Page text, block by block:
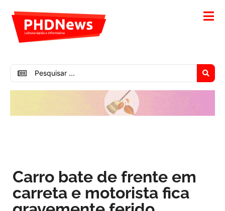
Carro bate de frente em
carreta e motorista fica